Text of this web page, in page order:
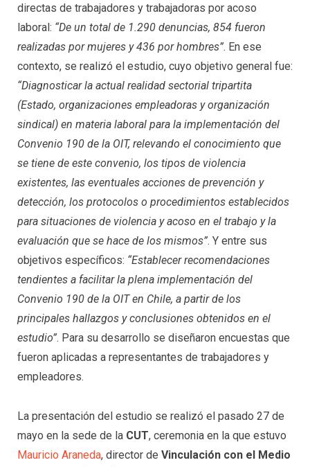
directas de trabajadores y trabajadoras por acoso
laboral: “De un total de 1.290 denuncias, 854 fueron
realizadas por mujeres y 436 por hombres”. En ese
contexto, se realizó el estudio, cuyo objetivo general fue:
“Diagnosticar la actual realidad sectorial tripartita
(Estado, organizaciones empleadoras y organización
sindical) en materia laboral para la implementación del
Convenio 190 de la OIT, relevando el conocimiento que
se tiene de este convenio, los tipos de violencia
existentes, las eventuales acciones de prevención y
detección, los protocolos o procedimientos establecidos
para situaciones de violencia y acoso en el trabajo y la
evaluación que se hace de los mismos”. Y entre sus
objetivos específicos: “Establecer recomendaciones
tendientes a facilitar la plena implementación del
Convenio 190 de la OIT en Chile, a partir de los
principales hallazgos y conclusiones obtenidos en el
estudio”. Para su desarrollo se diseñaron encuestas que
fueron aplicadas a representantes de trabajadores y
empleadores.
La presentación del estudio se realizó el pasado 27 de
mayo en la sede de la CUT, ceremonia en la que estuvo
Mauricio Araneda, director de Vinculación con el Medio